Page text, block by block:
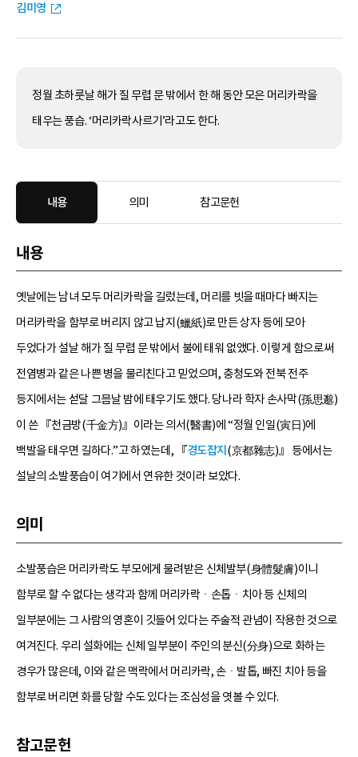
김미영
정월 초하룻날 해가 질 무렵 문 밖에서 한 해 동안 모은 머리카락을
태우는 풍습. ‘머리카락사르기’라고도 한다.
내용 의미 참고문헌
내용
옛날에는 남녀 모두 머리카락을 길렀는데, 머리를 빗을 때마다 빠지는
머리카락을 함부로 버리지 않고 납지(蠟紙)로 만든 상자 등에 모아
두었다가 설날 해가 질 무렵 문 밖에서 불에 태워 없앴다. 이렇게 함으로써
전염병과 같은 나쁜 병을 물리친다고 믿었으며, 충청도와 전북 전주
등지에서는 섣달 그믐날 밤에 태우기도 했다. 당나라 학자 손사막(孫思邈)
이 쓴 『천금방(千金方)』이라는 의서(醫書)에 “정월 인일(寅日)에
백발을 태우면 길하다.”고 하였는데, 『경도잡지 (京都雜志)』 등에서는
설날의 소발풍습이 여기에서 연유한 것이라 보았다.
의미
소발풍습은 머리카락도 부모에게 물려받은 신체발부(身體髮膚)이니
함부로 할 수 없다는 생각과 함께 머리카락ㆍ손톱ㆍ치아 등 신체의
일부분에는 그 사람의 영혼이 깃들어 있다는 주술적 관념이 작용한 것으로
여겨진다. 우리 설화에는 신체 일부분이 주인의 분신(分身)으로 화하는
경우가 많은데, 이와 같은 맥락에서 머리카락, 손ㆍ발톱, 빠진 치아 등을
함부로 버리면 화를 당할 수도 있다는 조심성을 엿볼 수 있다.
참고문헌